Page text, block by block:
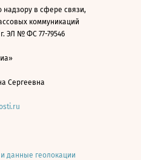
в сфере связи,
коммуникаций
ЭЛ № ФС 77-79546
Сергеевна
и данные геолокации